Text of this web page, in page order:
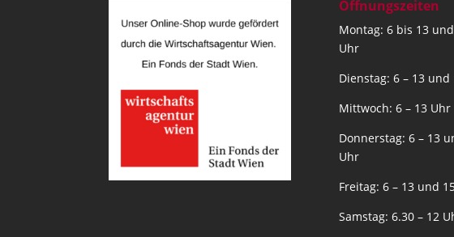
Öffnungszeiten
Montag: 6 bis 13
Uhr
Dienstag: 6 – 13 und
Mittwoch: 6 – 13 Uhr
Donnerstag: 6 – 13
Uhr
Freitag: 6 – 13 und
Samstag: 6.30 – 12